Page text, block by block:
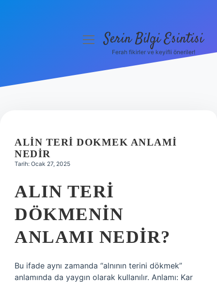
Hakkımızda
menüyüSerin Bilgi Esintisi
Ferah fikirler ve keyifli öneriler!
ALIN TERI DOKMEK ANLAMI
NEDIR
Tarih: Ocak 27, 2025
ALIN TERI
DÖKMENIN
ANLAMI NEDIR?
Bu ifade aynı zamanda “alnının terini dökmek”
anlamında da yaygın olarak kullanılır. Anlamı: Kar